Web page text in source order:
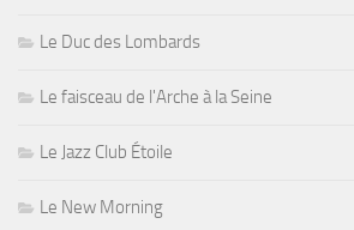
Le Duc des Lombards
Le faisceau de l'Arche à la Seine
Le Jazz Club Étoile
Le New Morning